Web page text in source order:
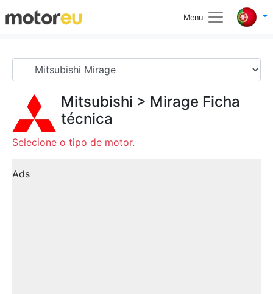
Menu
Mitsubishi > Mirage Ficha
técnica
Selecione o tipo de motor.
Ads